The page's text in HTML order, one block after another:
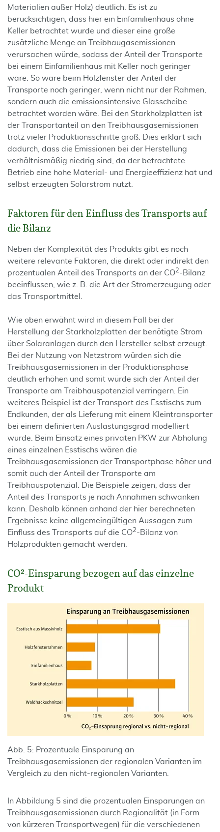
Materialien außer Holz) deutlich. Es ist zu
berücksichtigen, dass hier ein Einfamilienhaus ohne
Keller betrachtet wurde und dieser eine große
zusätzliche Menge an Treibhaugasemissionen
verursachen würde, sodass der Anteil der Transporte
bei einem Einfamilienhaus mit Keller noch geringer
wäre. So wäre beim Holzfenster der Anteil der
Transporte noch geringer, wenn nicht nur der Rahmen,
sondern auch die emissionsintensive Glasscheibe
betrachtet worden wäre. Bei den Starkholzplatten ist
der Transport­anteil an den Treibhausgasemissionen
trotz vieler Produktionsschritte groß. Dies erklärt sich
dadurch, dass die Emissionen bei der Herstellung
verhältnismäßig niedrig sind, da der betrachtete
Betrieb eine hohe Material- und Energieeffizienz hat und
selbst erzeugten Solarstrom nutzt.
Faktoren für den Einfluss des Transports auf
die Bilanz
Neben der Komplexität des Produkts gibt es noch
weitere relevante Faktoren, die direkt oder indirekt den
prozentualen Anteil des Transports an der CO2-Bilanz
beeinflussen, wie z. B. die Art der Stromerzeugung oder
das Transportmittel.
Wie oben erwähnt wird in diesem Fall bei der
Herstellung der Starkholzplatten der benötigte Strom
über Solaranlagen durch den Hersteller selbst erzeugt.
Bei der Nutzung von Netzstrom würden sich die
Treibhausgasemissionen in der Produktionsphase
deutlich erhöhen und somit würde sich der Anteil der
Transporte am Treibhauspotenzial verringern. Ein
weiteres Beispiel ist der Transport des Esstischs zum
Endkunden, der als Lieferung mit einem Kleintransporter
bei einem definierten Auslastungsgrad modelliert
wurde. Beim Einsatz eines privaten PKW zur Abholung
eines einzelnen Esstischs wären die
Treibhausgasemissionen der Transportphase höher und
somit auch der Anteil der Transporte am
Treibhauspotenzial. Die Beispiele zeigen, dass der
Anteil des Transports je nach Annahmen schwanken
kann. Deshalb können anhand der hier berechneten
Ergebnisse keine allgemeingültigen Aussagen zum
Einfluss des Transports auf die CO2-Bilanz von
Holzprodukten gemacht werden.
CO²-Einsparung bezogen auf das einzelne
Produkt
Abb. 5: Prozentuale Einsparung an
Treibhausgasemissionen der regio­nalen Varianten im
Vergleich zu den nicht-regionalen Varianten.
In Abbildung 5 sind die prozentualen Einsparungen an
Treibhausgasemissionen durch Regionalität (in Form
von kürzeren Transportwegen) für die verschiedenen